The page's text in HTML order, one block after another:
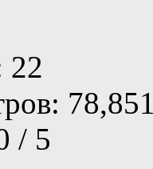
22
/ 5